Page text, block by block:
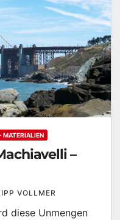
MATERIALIEN
–
VOLLMER
diese Unmengen